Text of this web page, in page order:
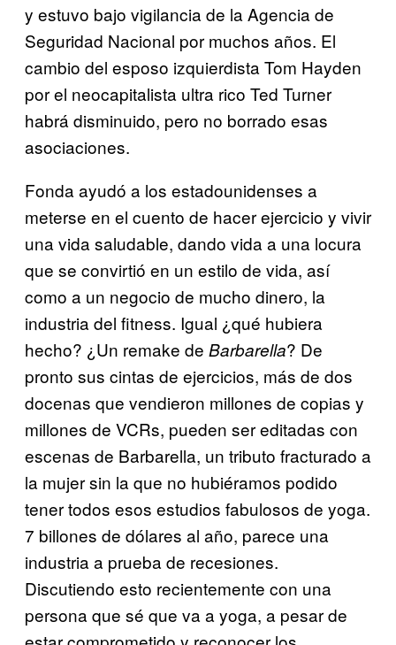
y estuvo bajo vigilancia de la Agencia de
Seguridad Nacional por muchos años. El
cambio del esposo izquierdista Tom Hayden
por el neocapitalista ultra rico Ted Turner
habrá disminuido, pero no borrado esas
asociaciones.
Fonda ayudó a los estadounidenses a
meterse en el cuento de hacer ejercicio y vivir
una vida saludable, dando vida a una locura
que se convirtió en un estilo de vida, así
como a un negocio de mucho dinero, la
industria del fitness. Igual ¿qué hubiera
hecho? ¿Un remake de Barbarella? De
pronto sus cintas de ejercicios, más de dos
docenas que vendieron millones de copias y
millones de VCRs, pueden ser editadas con
escenas de Barbarella, un tributo fracturado a
la mujer sin la que no hubiéramos podido
tener todos esos estudios fabulosos de yoga.
7 billones de dólares al año, parece una
industria a prueba de recesiones.
Discutiendo esto recientemente con una
persona que sé que va a yoga, a pesar de